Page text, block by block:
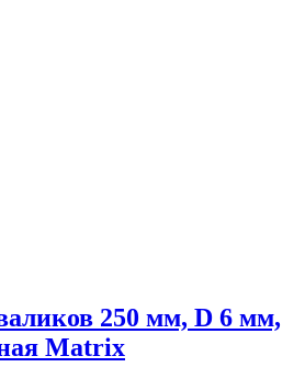
250 мм, D 6 мм,
Matrix